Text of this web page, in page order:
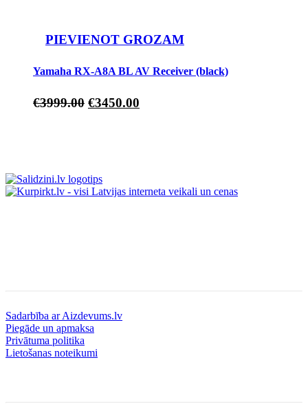
PIEVIENOT GROZAM
Yamaha RX-A8A BL AV Receiver (black)
€3999.00 €3450.00
Sadarbība ar Aizdevums.lv
Piegāde un apmaksa
Privātuma politika
Lietošanas noteikumi